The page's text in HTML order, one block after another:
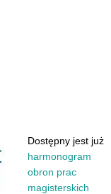
Dostępny jest już
harmonogram
obron prac
magisterskich